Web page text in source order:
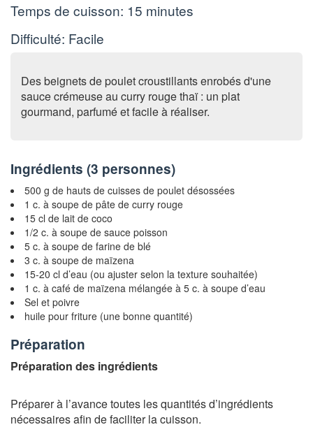
Temps de cuisson: 15 minutes
Difficulté: Facile
Des beignets de poulet croustillants enrobés d'une
sauce crémeuse au curry rouge thaï : un plat
gourmand, parfumé et facile à réaliser.
Ingrédients (3 personnes)
500 g de hauts de cuisses de poulet désossées
1 c. à soupe de pâte de curry rouge
15 cl de lait de coco
1/2 c. à soupe de sauce poisson
5 c. à soupe de farine de blé
3 c. à soupe de maïzena
15-20 cl d’eau (ou ajuster selon la texture souhaitée)
1 c. à café de maïzena mélangée à 5 c. à soupe d’eau
Sel et poivre
huile pour friture (une bonne quantité)
Préparation
Préparation des ingrédients
Préparer à l’avance toutes les quantités d’ingrédients
nécessaires afin de faciliter la cuisson.